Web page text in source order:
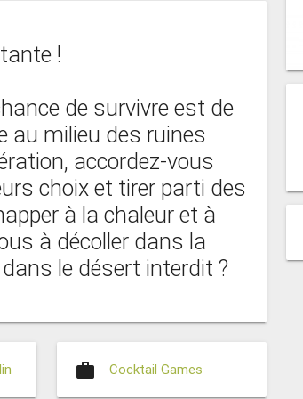
!
de survivre est de
au milieu des ruines
accordez-vous
choix et tirer parti des
à la chaleur et à
à décoller dans la
le désert interdit ?
work Cocktail Games